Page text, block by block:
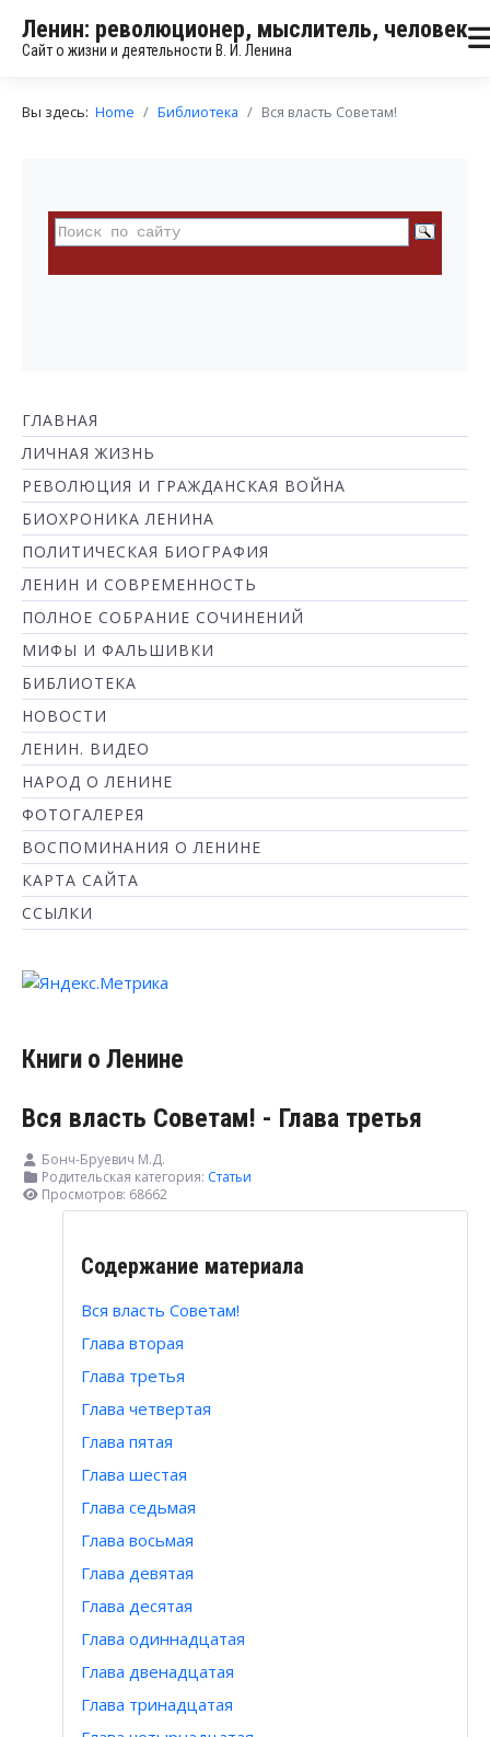
Ленин: революционер, мыслитель, человек
Сайт о жизни и деятельности В. И. Ленина
Вы здесь: Home Библиотека Вся власть Советам!
ГЛАВНАЯ
ЛИЧНАЯ ЖИЗНЬ
РЕВОЛЮЦИЯ И ГРАЖДАНСКАЯ ВОЙНА
БИОХРОНИКА ЛЕНИНА
ПОЛИТИЧЕСКАЯ БИОГРАФИЯ
ЛЕНИН И СОВРЕМЕННОСТЬ
ПОЛНОЕ СОБРАНИЕ СОЧИНЕНИЙ
МИФЫ И ФАЛЬШИВКИ
БИБЛИОТЕКА
НОВОСТИ
ЛЕНИН. ВИДЕО
НАРОД О ЛЕНИНЕ
ФОТОГАЛЕРЕЯ
ВОСПОМИНАНИЯ О ЛЕНИНЕ
КАРТА САЙТА
ССЫЛКИ
Книги о Ленине
Вся власть Советам! - Глава третья
Бонч-Бруевич М.Д.
Родительская категория: Статьи
Просмотров: 68662
Содержание материала
Вся власть Советам!
Глава вторая
Глава третья
Глава четвертая
Глава пятая
Глава шестая
Глава седьмая
Глава восьмая
Глава девятая
Глава десятая
Глава одиннадцатая
Глава двенадцатая
Глава тринадцатая